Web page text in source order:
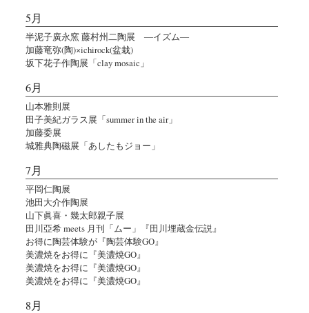
5月
半泥子廣永窯 藤村州二陶展 ―イズム―
加藤竜弥(陶)×ichirock(盆栽)
坂下花子作陶展「clay mosaic」
6月
山本雅則展
田子美紀ガラス展「summer in the air」
加藤委展
城雅典陶磁展「あしたもジョー」
7月
平岡仁陶展
池田大介作陶展
山下眞喜・幾太郎親子展
田川亞希 meets 月刊「ムー」『田川埋蔵金伝説』
お得に陶芸体験が『陶芸体験GO』
美濃焼をお得に『美濃焼GO』
美濃焼をお得に『美濃焼GO』
美濃焼をお得に『美濃焼GO』
8月